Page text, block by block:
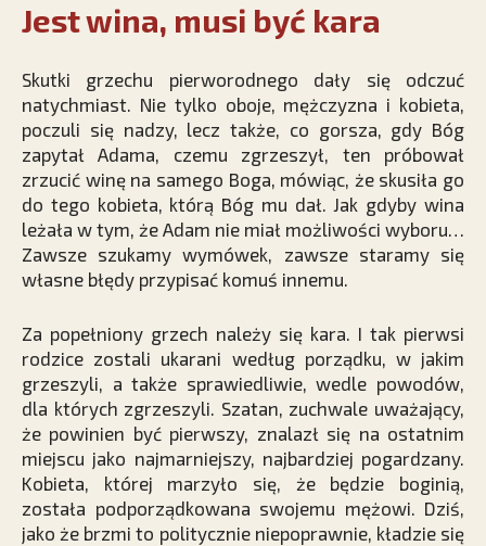
Jest wina, musi być kara
Skutki grzechu pierworodnego dały się odczuć
natychmiast. Nie tylko oboje, mężczyzna i kobieta,
poczuli się nadzy, lecz także, co gorsza, gdy Bóg
zapytał Adama, czemu zgrzeszył, ten próbował
zrzucić winę na samego Boga, mówiąc, że skusiła go
do tego kobieta, którą Bóg mu dał. Jak gdyby wina
leżała w tym, że Adam nie miał możliwości wyboru…
Zawsze szukamy wymówek, zawsze staramy się
własne błędy przypisać komuś innemu.
Za popełniony grzech należy się kara. I tak pierwsi
rodzice zostali ukarani według porządku, w jakim
grzeszyli, a także sprawiedliwie, wedle powodów,
dla których zgrzeszyli. Szatan, zuchwale uważający,
że powinien być pierwszy, znalazł się na ostatnim
miejscu jako najmarniejszy, najbardziej pogardzany.
Kobieta, której marzyło się, że będzie boginią,
została podporządkowana swojemu mężowi. Dziś,
jako że brzmi to politycznie niepoprawnie, kładzie się